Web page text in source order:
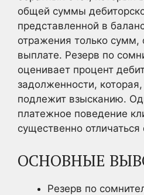
общей суммы
представленной в
отражения только
выплате. Резерв по
оценивает процент
задолженности,
подлежит взысканию.
платежное поведение
существенно отличаться
ОСНОВНЫЕ
Резерв по